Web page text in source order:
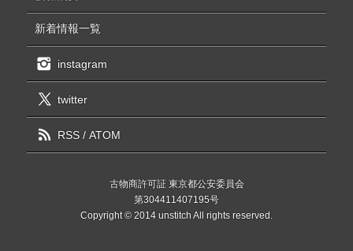
新着情報一覧
instagram
twitter
RSS/ ATOM
古物商許可証 東京都公安委員会
第304411407195号
Copyright © 2014 unstitch All rights reserved.